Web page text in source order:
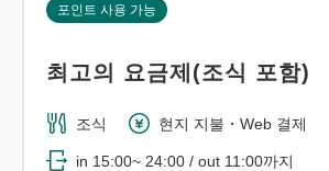
포인트 사용 가능
최고의 요금제(조식 포함)
조식 현지 지불・Web 결제
in 15:00~ 24:00 / out 11:00까지